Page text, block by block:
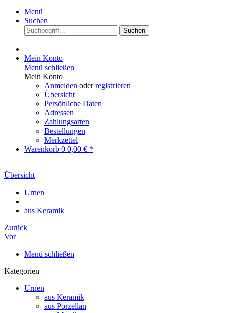
Menü
Suchen
Suchen
Mein Konto
Menü schließen
Mein Konto
Anmelden oderregistrieren
Übersicht
Persönliche Daten
Adressen
Zahlungsarten
Bestellungen
Merkzettel
Warenkorb 0 0,00 € *
Übersicht
Urnen
aus Keramik
Zurück
Vor
Menü schließen
Kategorien
Urnen
aus Keramik
aus Porzellan